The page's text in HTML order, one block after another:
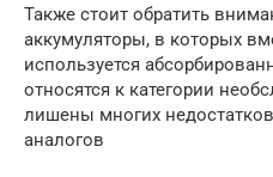
Также стоит обратить
аккумуляторы, в которых
используется
относятся к категории
лишены многих
аналогов